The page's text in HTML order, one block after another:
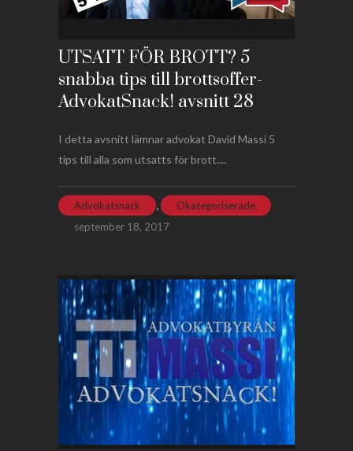
UTSATT FÖR BROTT? 5
snabba tips till brottsoffer-
AdvokatSnack! avsnitt 28
I detta avsnitt lämnar advokat David Massi 5
tips till alla som utsatts för brott....
Advokatsnack ,
Okategoriserade
september 18, 2017